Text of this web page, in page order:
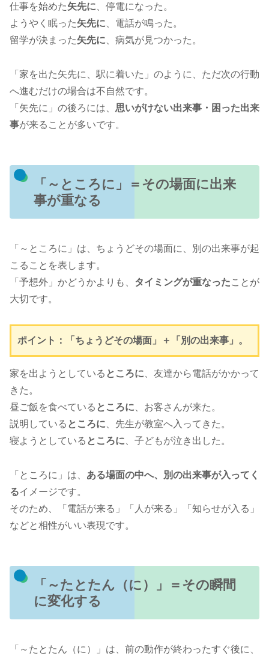
仕事を始めた矢先に 、停電になった。
ようやく眠った矢先に 、電話が鳴った。
留学が決まった矢先に 、病気が見つかった。
「家を出た矢先に、駅に着いた」のように、ただ次の行動
へ進むだけの場合は不自然です。
「矢先に」の後ろには、 思いがけない出来事・困った出来
事が来ることが多いです。
「～ところに」＝その場面に出来
事が重なる
「～ところに」は、ちょうどその場面に、別の出来事が起
こることを表します。
「予想外」かどうかよりも、
タイミングが重なったことが
大切です。
ポイント：「ちょうどその場面」＋「別の出来事」。
家を出ようとしている ところに 、友達から電話がかかって
きた。
昼ご飯を食べている ところに 、お客さんが来た。
説明している ところに 、先生が教室へ入ってきた。
寝ようとしている ところに 、子どもが泣き出した。
「ところに」は、 ある場面の中へ、別の出来事が入ってく
るイメージです。
そのため、「電話が来る」「人が来る」「知らせが入る」
などと相性がいい表現です。
「～たとたん（に）」＝その瞬間
に変化する
「～たとたん（に）」は、前の動作が終わったすぐ後に、